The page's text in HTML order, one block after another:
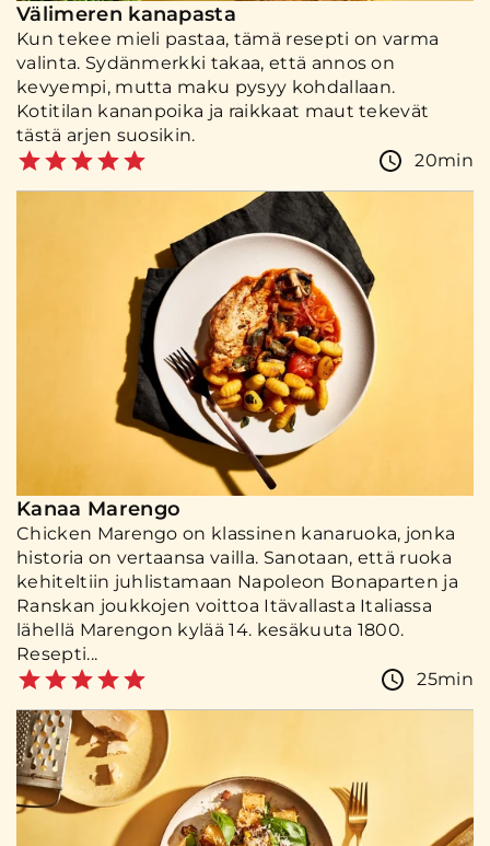
Välimeren kanapasta
Kun tekee mieli pastaa, tämä resepti on varma
valinta. Sydänmerkki takaa, että annos on
kevyempi, mutta maku pysyy kohdallaan.
Kotitilan kananpoika ja raikkaat maut tekevät
tästä arjen suosikin.
20min
Kanaa Marengo
Chicken Marengo on klassinen kanaruoka, jonka
historia on vertaansa vailla. Sanotaan, että ruoka
kehiteltiin juhlistamaan Napoleon Bonaparten ja
Ranskan joukkojen voittoa Itävallasta Italiassa
lähellä Marengon kylää 14. kesäkuuta 1800.
Resepti...
25min